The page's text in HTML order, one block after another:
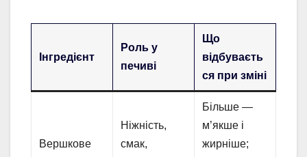
Інгредієнт
Роль у
печиві
Що
відбуваєть
ся при зміні
Вершкове
Ніжність,
смак,
Більше —
м’якше і
жирніше;